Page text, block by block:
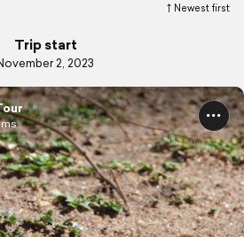
Newest first
Trip start
2, 2023